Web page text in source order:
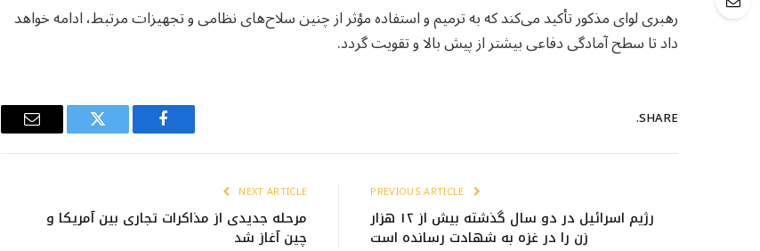
رهبری لوای مذکور تأکید می‌کند که به ترمیم و استفاده مؤثر از چنین سلاح‌های نظامی و تجهیزات مرتبط، ادامه خواهد
داد تا سطح آمادگی دفاعی بیشتر از پیش بالا و تقویت گردد.
SHARE.
Facebook
Twitter
Email
رژیم اسرائیل در دو سال گذشته بیش از ۱۲ هزار
زن را در غزه به شهادت رسانده است
NEXT ARTICLE
مرحله جدیدی از مذاکرات تجاری بین آمریکا و
چین آغاز شد